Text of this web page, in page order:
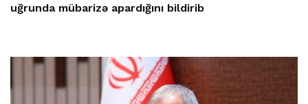
uğrunda mübarizə apardığını bildirib